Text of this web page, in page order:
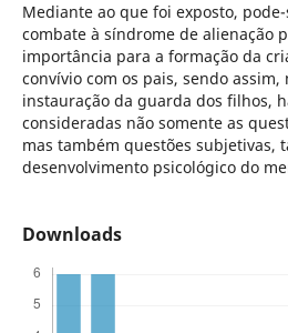
Mediante ao que foi exposto,
combate à síndrome de alienação
importância para a formação da
convívio com os pais, sendo assim,
instauração da guarda dos filhos,
consideradas não somente as
mas também questões subjetivas,
desenvolvimento psicológico do
Downloads